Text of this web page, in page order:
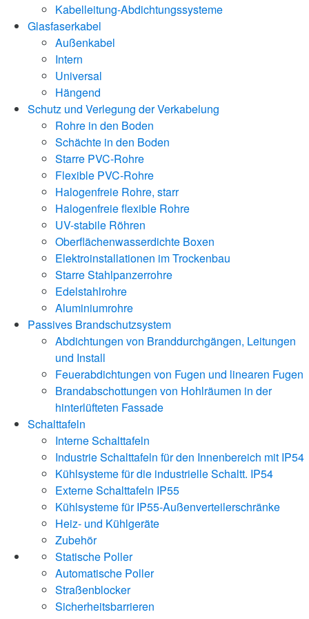
Kabelleitung-Abdichtungssysteme
Glasfaserkabel
Außenkabel
Intern
Universal
Hängend
Schutz und Verlegung der Verkabelung
Rohre in den Boden
Schächte in den Boden
Starre PVC-Rohre
Flexible PVC-Rohre
Halogenfreie Rohre, starr
Halogenfreie flexible Rohre
UV-stabile Röhren
Oberflächenwasserdichte Boxen
Elektroinstallationen im Trockenbau
Starre Stahlpanzerrohre
Edelstahlrohre
Aluminiumrohre
Passives Brandschutzsystem
Abdichtungen von Branddurchgängen, Leitungen
und Install
Feuerabdichtungen von Fugen und linearen Fugen
Brandabschottungen von Hohlräumen in der
hinterlüfteten Fassade
Schalttafeln
Interne Schalttafeln
Industrie Schalttafeln für den Innenbereich mit IP54
Kühlsysteme für die industrielle Schaltt. IP54
Externe Schalttafeln IP55
Kühlsysteme für IP55-Außenverteilerschränke
Heiz- und Kühlgeräte
Zubehör
Statische Poller
Automatische Poller
Straßenblocker
Sicherheitsbarrieren